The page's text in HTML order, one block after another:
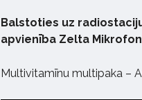
Balstoties uz
apvienība Zelta
Multivitamīnu multipaka –